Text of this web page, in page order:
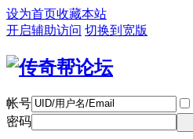
设为首页收藏本站
开启辅助访问 切换到宽版
帐号
密码